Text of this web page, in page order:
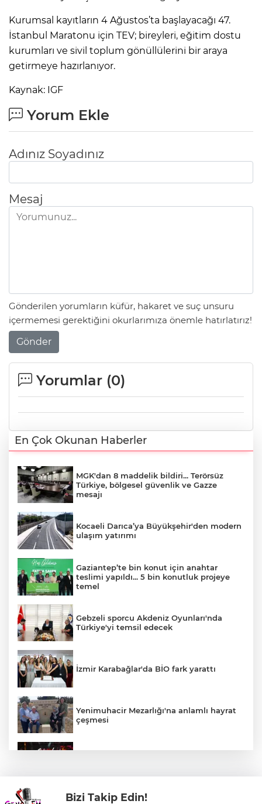
Kurumsal kayıtların 4 Ağustos’ta başlayacağı 47.
İstanbul Maratonu için TEV; bireyleri, eğitim dostu
kurumları ve sivil toplum gönüllülerini bir araya
getirmeye hazırlanıyor.
Kaynak: IGF
Yorum Ekle
Adınız Soyadınız
Mesaj
Gönderilen yorumların küfür, hakaret ve suç unsuru
içermemesi gerektiğini okurlarımıza önemle hatırlatırız!
Gönder
Yorumlar (0)
En Çok Okunan Haberler
MGK'dan 8 maddelik bildiri... Terörsüz
Türkiye, bölgesel güvenlik ve Gazze
mesajı
Kocaeli Darıca’ya Büyükşehir'den modern
ulaşım yatırımı
Gaziantep’te bin konut için anahtar
teslimi yapıldı... 5 bin konutluk projeye
temel
Gebzeli sporcu Akdeniz Oyunları'nda
Türkiye'yi temsil edecek
İzmir Karabağlar'da BİO fark yarattı
Yenimuhacir Mezarlığı'na anlamlı hayrat
çeşmesi
Bizi Takip Edin!